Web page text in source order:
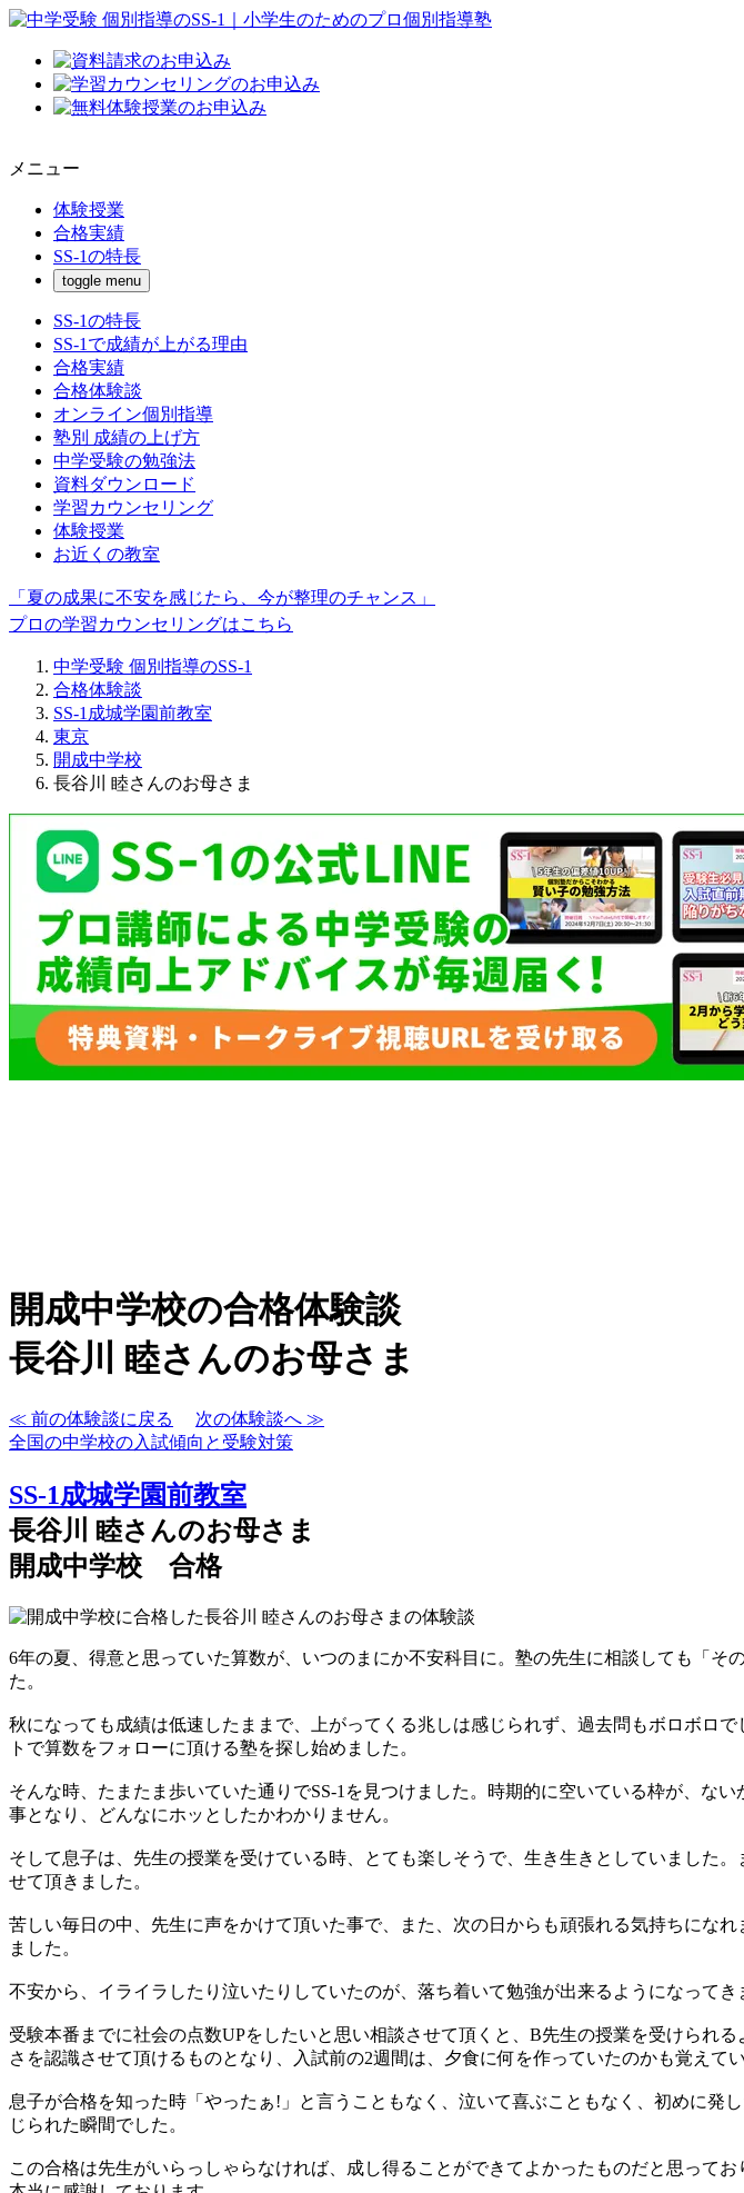
メニュー
体験授業
合格実績
SS-1の特長
toggle menu
SS-1の特長
SS-1で成績が上がる理由
合格実績
合格体験談
オンライン個別指導
塾別 成績の上げ方
中学受験の勉強法
資料ダウンロード
学習カウンセリング
体験授業
お近くの教室
「夏の成果に不安を感じたら、今が整理のチャンス」
プロの学習カウンセリングはこちら
中学受験 個別指導のSS-1
合格体験談
SS-1成城学園前教室
東京
開成中学校
長谷川 睦さんのお母さま
開成中学校の合格体験談
長谷川 睦さんのお母さま
≪ 前の体験談に戻る
次の体験談へ ≫
全国の中学校の入試傾向と受験対策
SS-1成城学園前教室
長谷川 睦さんのお母さま
開成中学校 合格
6年の夏、得意と思っていた算数が、いつのまにか不安科目に。塾の先生に相談しても「
た。
秋になっても成績は低速したままで、上がってくる兆しは感じられず、過去問もボロボロ
トで算数をフォローに頂ける塾を探し始めました。
そんな時、たまたま歩いていた通りでSS-1を見つけました。時期的に空いている枠が、な
事となり、どんなにホッとしたかわかりません。
そして息子は、先生の授業を受けている時、とても楽しそうで、生き生きとしていました
せて頂きました。
苦しい毎日の中、先生に声をかけて頂いた事で、また、次の日からも頑張れる気持ちにな
ました。
不安から、イライラしたり泣いたりしていたのが、落ち着いて勉強が出来るようになって
受験本番までに社会の点数UPをしたいと思い相談させて頂くと、B先生の授業を受けられ
さを認識させて頂けるものとなり、入試前の2週間は、夕食に何を作っていたのかも覚えて
息子が合格を知った時「やったぁ!」と言うこともなく、泣いて喜ぶこともなく、初めに
じられた瞬間でした。
この合格は先生がいらっしゃらなければ、成し得ることができてよかったものだと思って